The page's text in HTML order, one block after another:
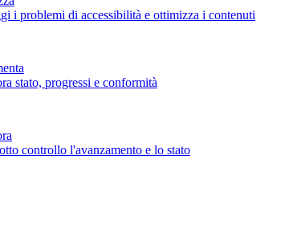
i problemi di accessibilità e ottimizza i contenuti
stato, progressi e conformità
controllo l'avanzamento e lo stato